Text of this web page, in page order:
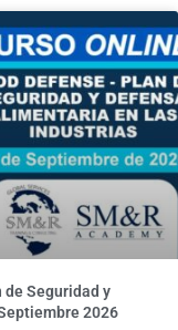
de Seguridad y
2026